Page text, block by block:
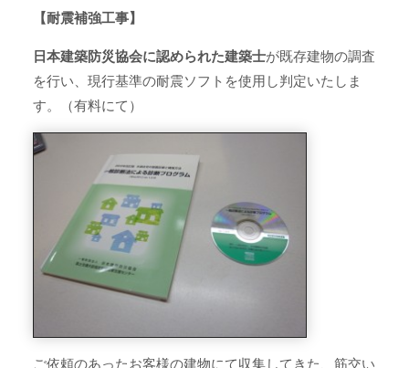
【耐震補強工事】
日本建築防災協会に認められた建築士が既存建物の調査
を行い、現行基準の耐震ソフトを使用し判定いたしま
す。（有料にて）
ご依頼のあったお客様の建物にて収集してきた、筋交い